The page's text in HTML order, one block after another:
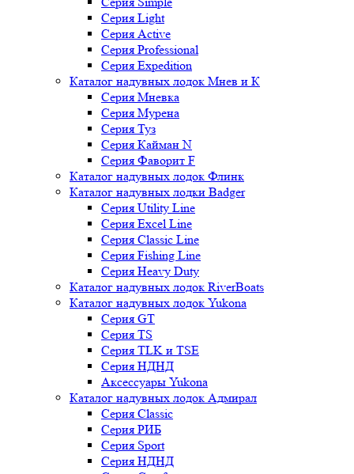
Серия Light
Серия Active
Серия Professional
Серия Expedition
Каталог надувных лодок Мнев и К
Серия Мневка
Серия Мурена
Серия Туз
Серия Кайман N
Серия Фаворит F
Каталог надувных лодок Флинк
Каталог надувных лодки Badger
Серия Utility Line
Серия Excel Line
Серия Classic Line
Серия Fishing Line
Серия Heavy Duty
Каталог надувных лодок RiverBoats
Каталог надувных лодок Yukona
Серия GT
Серия TS
Серия TLK и TSE
Серия НДНД
Аксессуары Yukona
Каталог надувных лодок Адмирал
Серия Classic
Серия РИБ
Серия Sport
Серия НДНД